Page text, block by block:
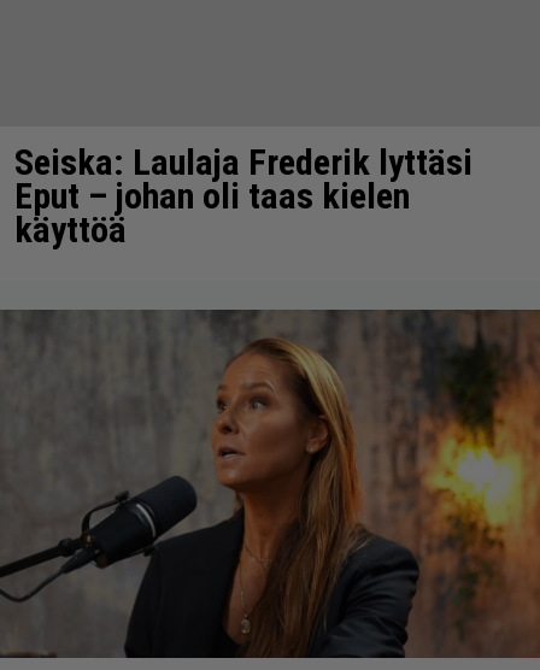
Seiska: Laulaja Frederik lyttäsi
Eput – johan oli taas kielen
käyttöä